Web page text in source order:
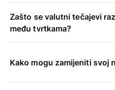
Zašto se valutni tečajevi
među tvrtkama?
Kako mogu zamijeniti svoj